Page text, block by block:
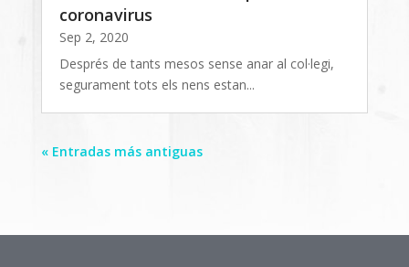
coronavirus
Sep 2, 2020
Després de tants mesos sense anar al col·legi,
segurament tots els nens estan...
« Entradas más antiguas